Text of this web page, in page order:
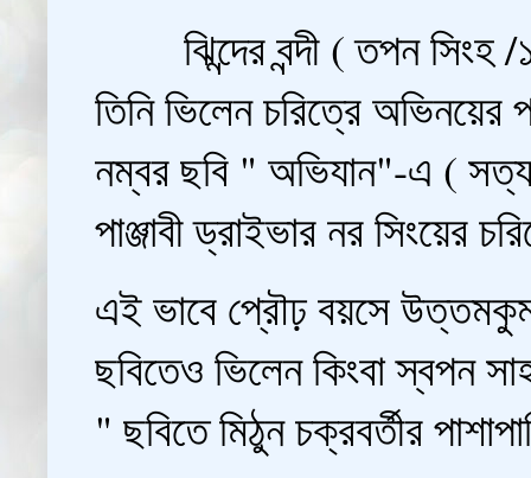
ঝিন্দের বন্দী ( তপন সিংহ /
তিনি ভিলেন চরিত্রে
নম্বর ছবি " অভিযান"-এ (
পাঞ্জাবী ড্রাইভার নর সিংয়ের
এই ভাবে প্রৌঢ় বয়সে
ছবিতেও ভিলেন কিংবা স্বপন
" ছবিতে মিঠুন চক্রবর্তীর